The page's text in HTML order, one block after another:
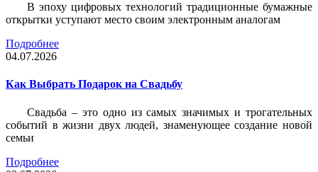
В эпоху цифровых технологий традиционные бумажные
открытки уступают место своим электронным аналогам
Подробнее
04.07.2026
Как Выбрать Подарок на Свадьбу
Свадьба – это одно из самых значимых и трогательных
событий в жизни двух людей, знаменующее создание новой
семьи
Подробнее